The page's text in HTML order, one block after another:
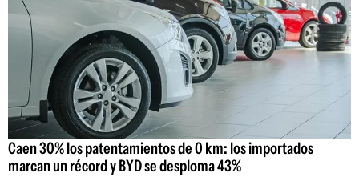
Caen 30% los patentamientos de 0 km: los importados
marcan un récord y BYD se desploma 43%